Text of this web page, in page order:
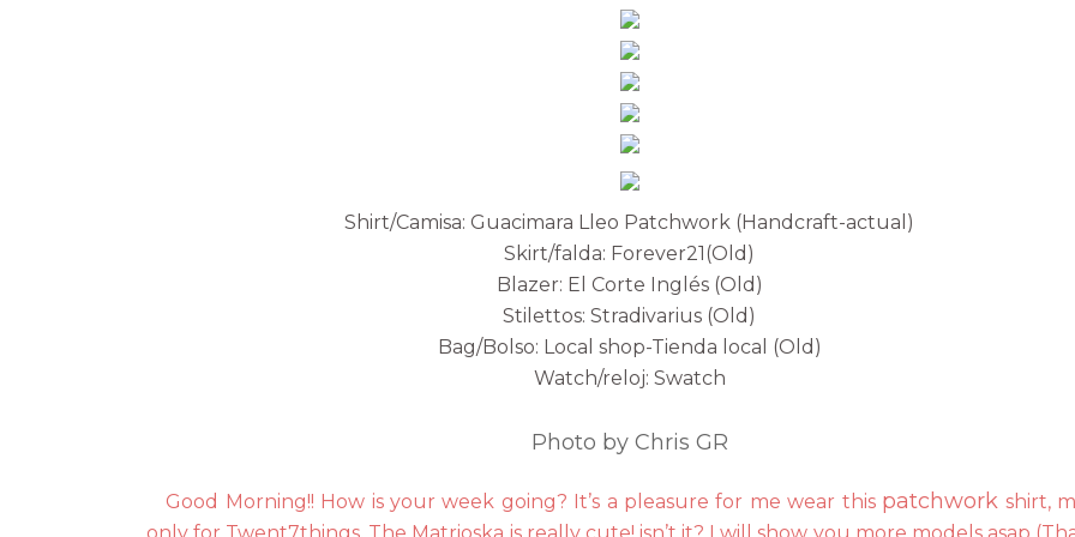
Shirt/Camisa: Guacimara Lleo Patchwork (Handcraft-actual)
Skirt/falda: Forever21(Old)
Blazer: El Corte Inglés (Old)
Stilettos: Stradivarius (Old)
Bag/Bolso: Local shop-Tienda local (Old)
Watch/reloj: Swatch
Photo by Chris GR
Good Morning!! How is your week going? It’s a pleasure for me wear this patchwork shirt,